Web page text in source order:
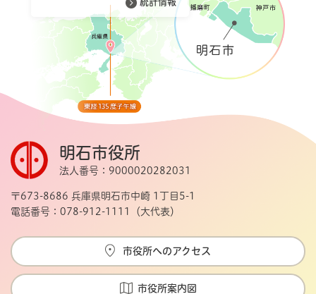
統計情報
明石市役所
法人番号：9000020282031
〒673-8686 兵庫県明石市中崎 1丁目5-1
電話番号：078-912-1111（大代表）
市役所へのアクセス
市役所案内図